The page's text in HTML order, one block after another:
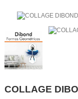
COLLAGE